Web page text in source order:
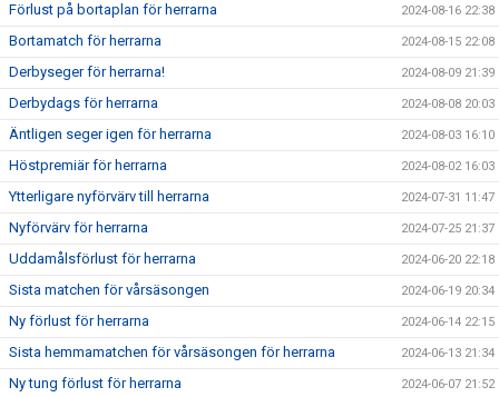
Förlust på bortaplan för herrarna 2024-08-16 22:38
Bortamatch för herrarna 2024-08-15 22:08
Derbyseger för herrarna! 2024-08-09 21:39
Derbydags för herrarna 2024-08-08 20:03
Äntligen seger igen för herrarna 2024-08-03 16:10
Höstpremiär för herrarna 2024-08-02 16:03
Ytterligare nyförvärv till herrarna 2024-07-31 11:47
Nyförvärv för herrarna 2024-07-25 21:37
Uddamålsförlust för herrarna 2024-06-20 22:18
Sista matchen för vårsäsongen 2024-06-19 20:34
Ny förlust för herrarna 2024-06-14 22:15
Sista hemmamatchen för vårsäsongen för herrarna 2024-06-13 21:34
Ny tung förlust för herrarna 2024-06-07 21:52